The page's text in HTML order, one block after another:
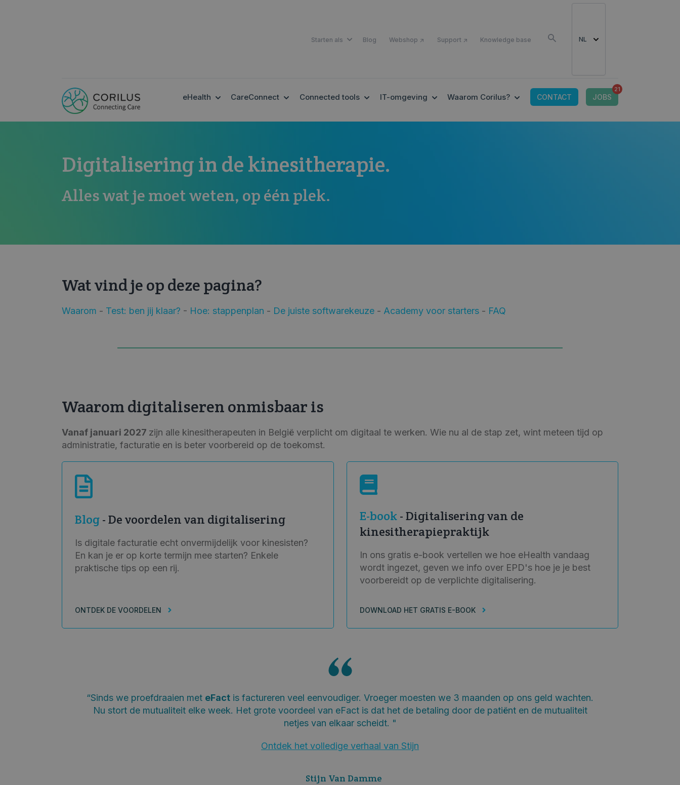
Starten als SHOW SUBMENU FOR STARTEN ALS
Blog Webshop ↗ Support ↗ Knowledge base NL
eHealth SHOW SUBMENU FOR EHEALTH
CareConnect SHOW SUBMENU FOR CARECONNECT
Connected tools SHOW SUBMENU FOR CONNECTED TOOLS
IT-omgeving SHOW SUBMENU FOR IT-OMGEVING
Waarom Corilus? SHOW SUBMENU FOR WAAROM CORILUS?
CONTACT JOBS
21
Digitalisering in de kinesitherapie.
Alles wat je moet weten, op één plek.
Wat vind je op deze pagina?
Waarom - Test: ben jij klaar? - Hoe: stappenplan - De juiste softwarekeuze - Academy voor starters - FAQ
Waarom digitaliseren onmisbaar is
Vanaf januari 2027 zijn alle kinesitherapeuten in België verplicht om digitaal te werken. Wie nu al de stap zet, wint meteen tijd op
administratie, facturatie en is beter voorbereid op de toekomst.
Blog- De voordelen van digitalisering
Is digitale facturatie echt onvermijdelijk voor kinesisten?
En kan je er op korte termijn mee starten? Enkele
praktische tips op een rij.
ONTDEK DE VOORDELEN
E-book- Digitalisering van de
kinesitherapiepraktijk
In ons gratis e-book vertellen we hoe eHealth vandaag
wordt ingezet, geven we info over EPD's hoe je je best
voorbereidt op de verplichte digitalisering.
DOWNLOAD HET GRATIS E-BOOK
“Sinds we proefdraaien met eFact is factureren veel eenvoudiger. Vroeger moesten we 3 maanden op ons geld wachten.
Nu stort de mutualiteit elke week. Het grote voordeel van eFact is dat het de betaling door de patiënt en de mutualiteit
netjes van elkaar scheidt. "
Ontdek het volledige verhaal van Stijn
Stijn Van Damme